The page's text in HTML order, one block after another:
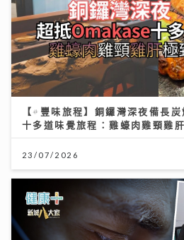
【#豐味旅程】銅鑼灣深夜備長
十多道味覺旅程：雞蠔肉雞頸雞
23/07/2026